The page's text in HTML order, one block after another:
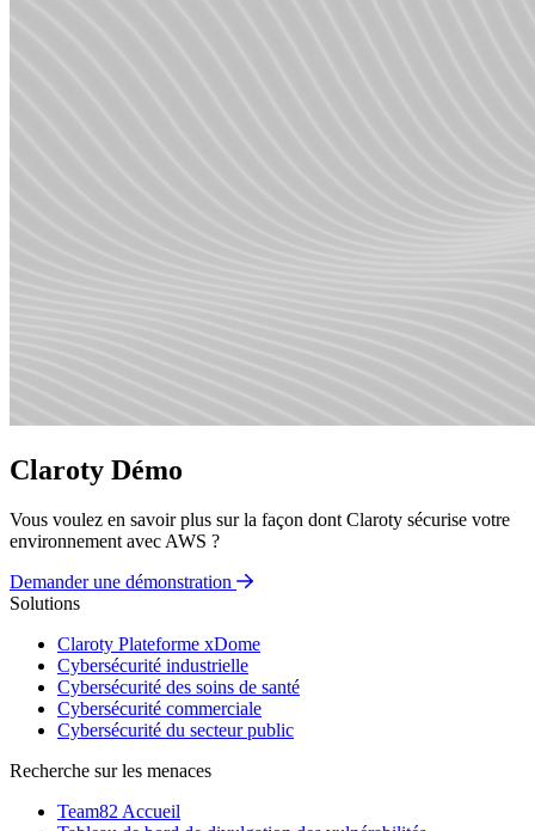
Claroty Démo
Vous voulez en savoir plus sur la façon dont Claroty sécurise votre
environnement avec AWS ?
Demander une démonstration
Solutions
Claroty Plateforme xDome
Cybersécurité industrielle
Cybersécurité des soins de santé
Cybersécurité commerciale
Cybersécurité du secteur public
Recherche sur les menaces
Team82 Accueil